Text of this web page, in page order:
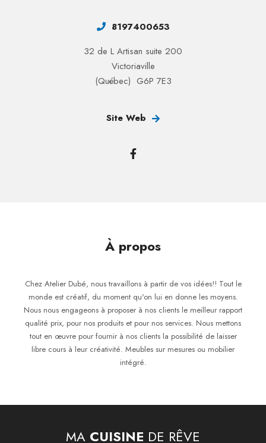
8197400653
32 de L Artisan suite 200
Victoriaville
(Québec) G6P 7E3
Site Web
À propos
Chez Atelier Dubé, nous travaillons à partir de vos idées!! Tout le
monde est créatif, du moment qu'on lui en donne les moyens.
Nous nous engageons à proposer à nos clients le meilleur rapport
qualité prix, pour nos produits et pour nos services. Nous mettons
tout en œuvre pour fournir à nos clients la possibilité de laisser
libre cours à leur créativité. Meubles sur mesures ou mobilier
intégré.
MA CUISINE DE RÊVE